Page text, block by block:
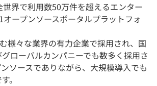
界で利用数50万件を超えるエンター
ープンソースポータルプラットフォ
様々な業界の有力企業で採用され、国
ローバルカンパニーでも数多く採用さ
ソースでありながら、大規模導入でも
。